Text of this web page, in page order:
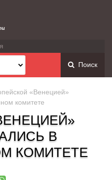
Поиск
«Венецией»
комитете
В
КОМИТЕТЕ